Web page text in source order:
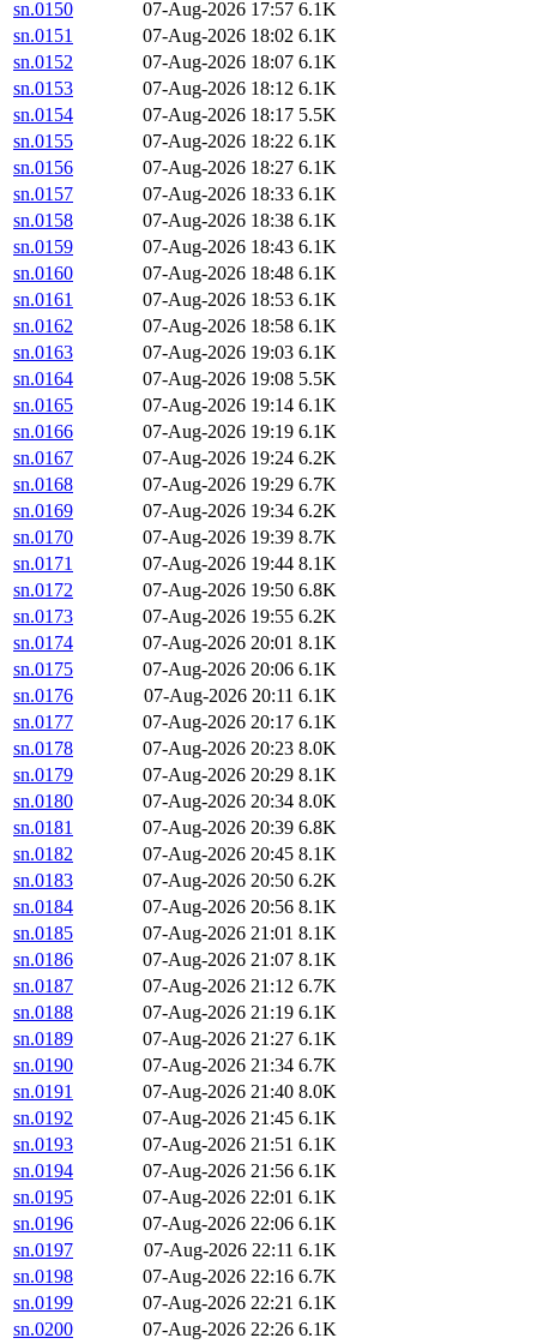
sn.0150 07-Aug-2026 17:57 6.1K
sn.0151
07-Aug-2026 18:02 6.1K
sn.0152
07-Aug-2026 18:07 6.1K
sn.0153
07-Aug-2026 18:12 6.1K
sn.0154
07-Aug-2026 18:17 5.5K
sn.0155
07-Aug-2026 18:22 6.1K
sn.0156
07-Aug-2026 18:27 6.1K
sn.0157
07-Aug-2026 18:33 6.1K
sn.0158
07-Aug-2026 18:38 6.1K
sn.0159
07-Aug-2026 18:43 6.1K
sn.0160
07-Aug-2026 18:48 6.1K
sn.0161
07-Aug-2026 18:53 6.1K
sn.0162
07-Aug-2026 18:58 6.1K
sn.0163
07-Aug-2026 19:03 6.1K
sn.0164
07-Aug-2026 19:08 5.5K
sn.0165
07-Aug-2026 19:14 6.1K
sn.0166
07-Aug-2026 19:19 6.1K
sn.0167
07-Aug-2026 19:24 6.2K
sn.0168
07-Aug-2026 19:29 6.7K
sn.0169
07-Aug-2026 19:34 6.2K
sn.0170
07-Aug-2026 19:39 8.7K
sn.0171
07-Aug-2026 19:44 8.1K
sn.0172
07-Aug-2026 19:50 6.8K
sn.0173
07-Aug-2026 19:55 6.2K
sn.0174
07-Aug-2026 20:01 8.1K
sn.0175
07-Aug-2026 20:06 6.1K
sn.0176
07-Aug-2026 20:11 6.1K
sn.0177
07-Aug-2026 20:17 6.1K
sn.0178
07-Aug-2026 20:23 8.0K
sn.0179
07-Aug-2026 20:29 8.1K
sn.0180
07-Aug-2026 20:34 8.0K
sn.0181
07-Aug-2026 20:39 6.8K
sn.0182
07-Aug-2026 20:45 8.1K
sn.0183
07-Aug-2026 20:50 6.2K
sn.0184
07-Aug-2026 20:56 8.1K
sn.0185
07-Aug-2026 21:01 8.1K
sn.0186
07-Aug-2026 21:07 8.1K
sn.0187
07-Aug-2026 21:12 6.7K
sn.0188
07-Aug-2026 21:19 6.1K
sn.0189
07-Aug-2026 21:27 6.1K
sn.0190
07-Aug-2026 21:34 6.7K
sn.0191
07-Aug-2026 21:40 8.0K
sn.0192
07-Aug-2026 21:45 6.1K
sn.0193
07-Aug-2026 21:51 6.1K
sn.0194
07-Aug-2026 21:56 6.1K
sn.0195
07-Aug-2026 22:01 6.1K
sn.0196
07-Aug-2026 22:06 6.1K
sn.0197
07-Aug-2026 22:11 6.1K
sn.0198
07-Aug-2026 22:16 6.7K
sn.0199
07-Aug-2026 22:21 6.1K
sn.0200
07-Aug-2026 22:26 6.1K